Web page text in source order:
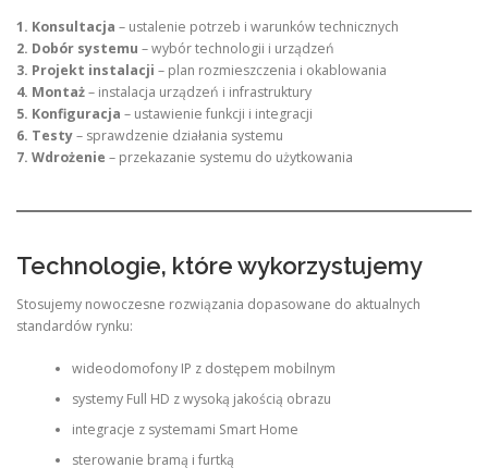
1. Konsultacja – ustalenie potrzeb i warunków technicznych
2. Dobór systemu – wybór technologii i urządzeń
3. Projekt instalacji – plan rozmieszczenia i okablowania
4. Montaż– instalacja urządzeń i infrastruktury
5. Konfiguracja – ustawienie funkcji i integracji
6. Testy– sprawdzenie działania systemu
7. Wdrożenie – przekazanie systemu do użytkowania
Technologie, które wykorzystujemy
Stosujemy nowoczesne rozwiązania dopasowane do aktualnych
standardów rynku:
wideodomofony IP z dostępem mobilnym
systemy Full HD z wysoką jakością obrazu
integracje z systemami Smart Home
sterowanie bramą i furtką